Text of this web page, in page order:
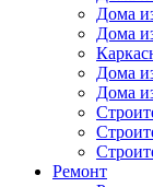
Дома
Дома
Дома
Дома
Ремонт